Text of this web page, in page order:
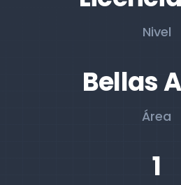
Nivel
Bellas
Área
1